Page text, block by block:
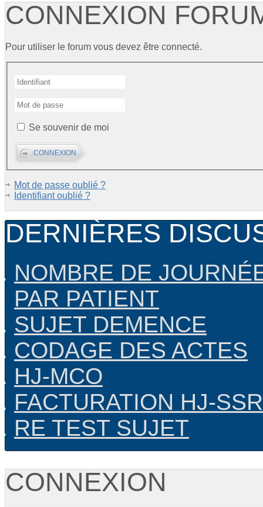
CONNEXION
Pour utiliser le forum vous devez être connecté.
Se souvenir de moi
Mot de passe oublié ?
Identifiant oublié ?
DERNIÈRES
NOMBRE DE
PAR PATIENT
SUJET DEMENCE
CODAGE DES ACTES
HJ-MCO
FACTURATION HJ-SSR
RE TEST SUJET
CONNEXION